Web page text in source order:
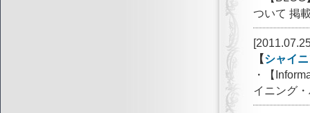
ついて 掲
【シャイ
・【
イニング